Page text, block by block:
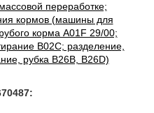
переработке;
кормов (машины для
корма A01F 29/00;
B02C; разделение,
рубка B26B, B26D)